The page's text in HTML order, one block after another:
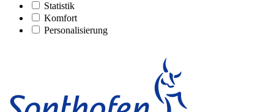
Statistik
Komfort
Personalisierung